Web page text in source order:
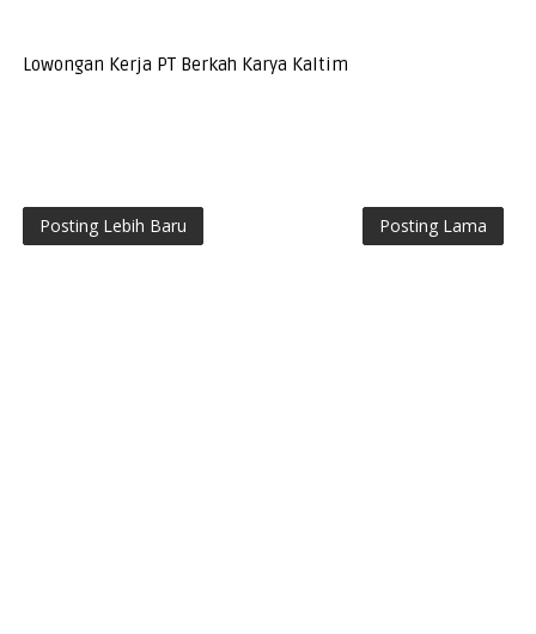
Lowongan Kerja PT Berkah Karya Kaltim
Posting Lebih Baru Posting Lama